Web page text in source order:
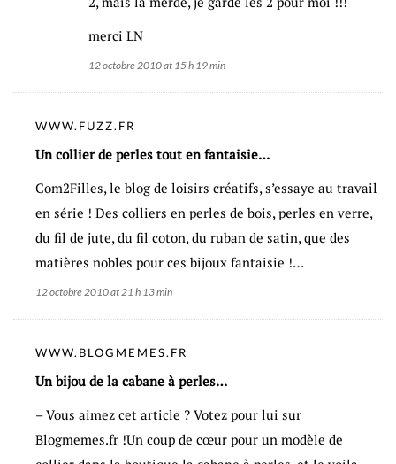
merci LN
12 octobre 2010 at 15 h 19 min
WWW.FUZZ.FR
Un collier de perles tout en fantaisie…
Com2Filles, le blog de loisirs créatifs, s’essaye au travail
en série ! Des colliers en perles de bois, perles en verre,
du fil de jute, du fil coton, du ruban de satin, que des
matières nobles pour ces bijoux fantaisie !…
12 octobre 2010 at 21 h 13 min
WWW.BLOGMEMES.FR
Un bijou de la cabane à perles…
– Vous aimez cet article ? Votez pour lui sur
Blogmemes.fr !Un coup de cœur pour un modèle de